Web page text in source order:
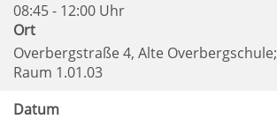
08:45 - 12:00 Uhr
Ort
Overbergstraße 4, Alte Overbergschule;
Raum 1.01.03
Datum